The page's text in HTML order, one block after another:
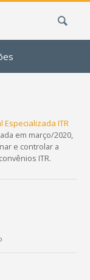
Especializada ITR
em março/2020,
e controlar a
ITR.